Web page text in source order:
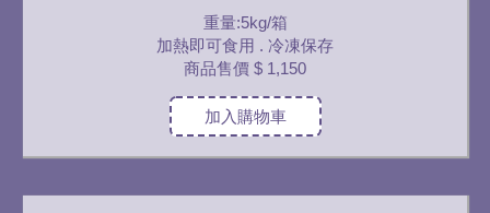
重量:5kg/箱
加熱即可食用 . 冷凍保存
商品售價 $ 1,150
加入購物車